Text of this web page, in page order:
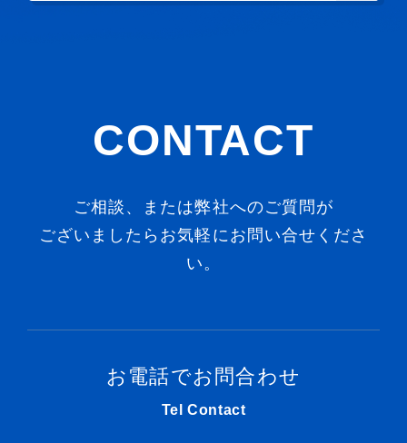
CONTACT
ご相談、または弊社へのご質問が
ございましたらお気軽にお問い合せくださ
い。
お電話でお問合わせ
Tel Contact